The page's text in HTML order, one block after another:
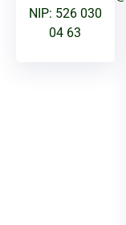
NIP: 526 030
04 63